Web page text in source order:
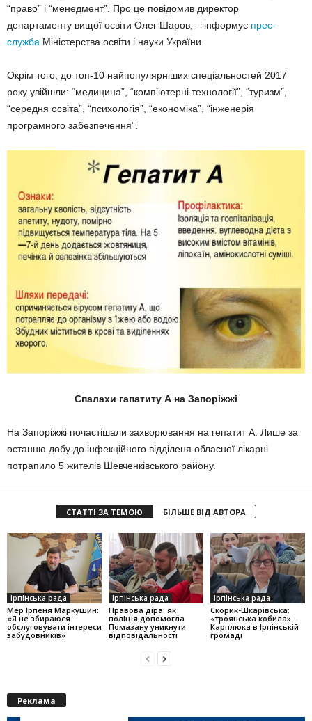
“право” і “менедмент”. Про це повідомив директор
департаменту вищої освіти Олег Шаров, – інформує прес-
служба Міністерства освіти і науки України.
Окрім того, до топ-10 найпопулярніших спеціальностей 2017
року увійшли: “медицина”, “комп’ютерні технології”, “туризм”,
“середня освіта”, “психологія”, “економіка”, “інженерія
програмного забезпечення”.
Спалахи гапатиту А на Запоріжжі
На Запоріжжі почастішали захворювання на гепатит А. Лише за
останню добу до інфекційного відділеня обласної лікарні
потрапило 5 жителів Шевченківського району.
СТАТТІ ЗА ТЕМОЮ БІЛЬШЕ ВІД АВТОРА
Ірпінська рада
Мер Ірпеня Маркушин:
«Я не збираюся
обслуговувати інтереси
забудовників»
Ірпінська рада
Правова діра: як
поліція допомогла
Помазану уникнути
відповідальності
Ірпінська рада
Скорик-Шкарівська:
«троянська кобила»
Карплюка в Ірпінській
громаді
Реклама